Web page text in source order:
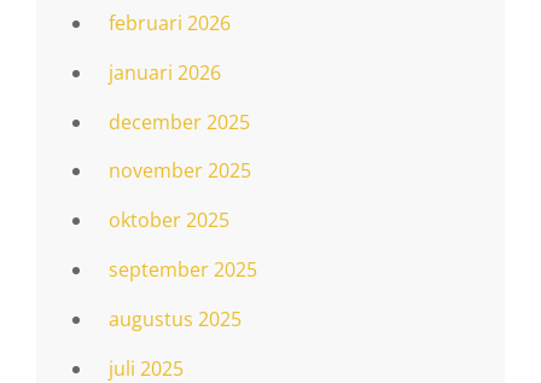
februari 2026
januari 2026
december 2025
november 2025
oktober 2025
september 2025
augustus 2025
juli 2025